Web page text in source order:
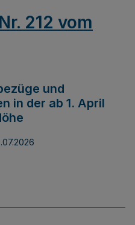
212 vom
und
in der ab 1. April